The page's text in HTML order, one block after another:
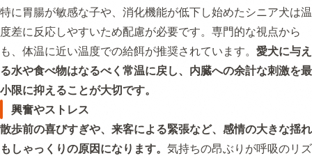
特に胃腸が敏感な子や、消化機能が低下し始めたシニア犬は温
度差に反応しやすいため配慮が必要です。専門的な視点から
も、体温に近い温度での給餌が推奨されています。 愛犬に与え
る水や食べ物はなるべく常温に戻し、内臓への余計な刺激を最
小限に抑えることが大切です。
興奮やストレス
散歩前の喜びすぎや、来客による緊張など、感情の大きな揺れ
もしゃっくりの原因になります。 気持ちの昂ぶりが呼吸のリズ